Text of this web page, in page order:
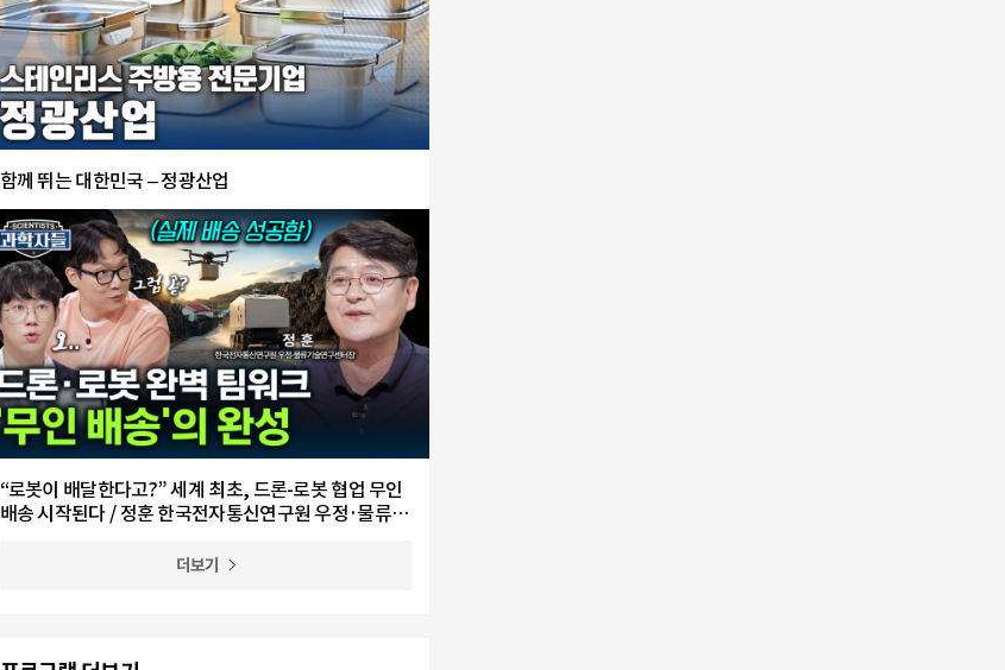
함께 뛰는 대한민국 – 정광산업
“로봇이 배달한다고?” 세계 최초, 드론-로봇 협업 무인
배송 시작된다 / 정훈 한국전자통신연구원 우정·물류기
더보기